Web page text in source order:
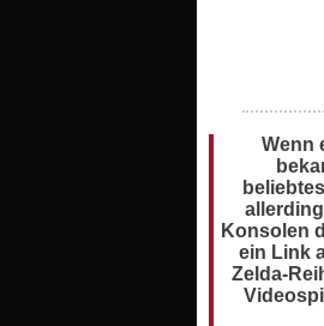
Wenn
Konsolen
ein Link
Zelda-